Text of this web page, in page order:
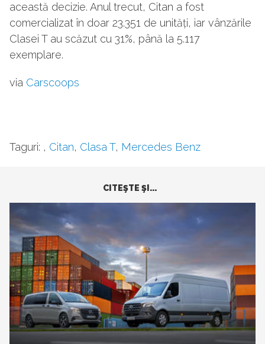
această decizie. Anul trecut, Citan a fost
comercializat în doar 23.351 de unități, iar vânzările
Clasei T au scăzut cu 31%, până la 5.117
exemplare.
via Carscoops
Taguri: , Citan, Clasa T, Mercedes Benz
CITEŞTE ŞI...